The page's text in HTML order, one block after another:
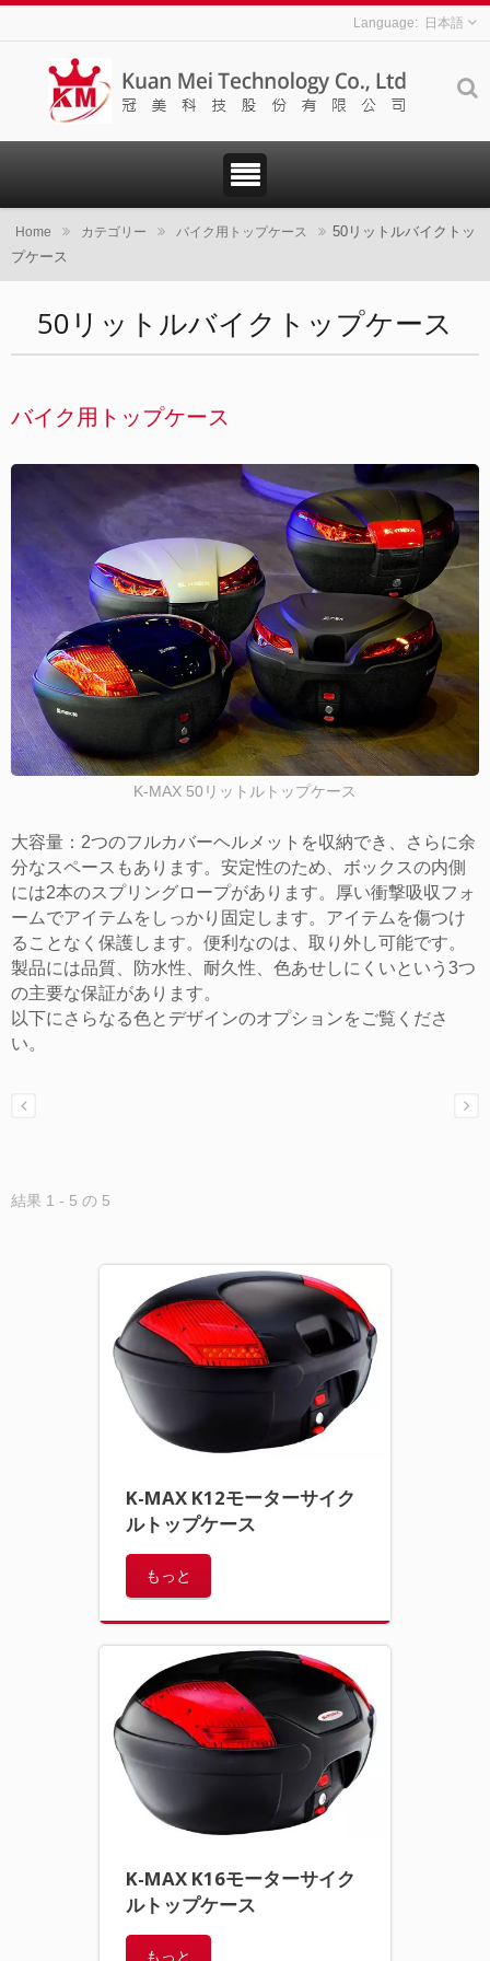
日本語
Home カテゴリー バイク用トップケース
50リットルバイクトッ
プケース
50リットルバイクトップケース
バイク用トップケース
K-MAX 50リットルトップケース
大容量：2つのフルカバーヘルメットを収納でき、さらに余
分なスペースもあります。安定性のため、ボックスの内側
には2本のスプリングロープがあります。厚い衝撃吸収フォ
ームでアイテムをしっかり固定します。アイテムを傷つけ
ることなく保護します。便利なのは、取り外し可能です。
製品には品質、防水性、耐久性、色あせしにくいという3つ
の主要な保証があります。
以下にさらなる色とデザインのオプションをご覧くださ
い。
結果 1 - 5 の 5
K-MAX K12モーターサイク
ルトップケース
もっと
K-MAX K16モーターサイク
ルトップケース
もっと